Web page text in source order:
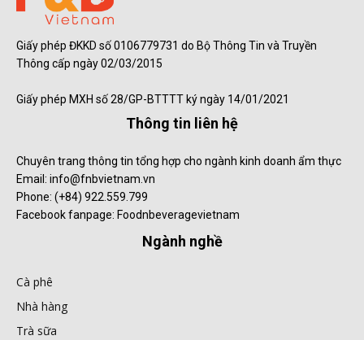
Giấy phép ĐKKD số 0106779731 do Bộ Thông Tin và Truyền
Thông cấp ngày 02/03/2015
Giấy phép MXH số 28/GP-BTTTT ký ngày 14/01/2021
Thông tin liên hệ
Chuyên trang thông tin tổng hợp cho ngành kinh doanh ẩm thực
Email: info@fnbvietnam.vn
Phone: (+84) 922.559.799
Facebook fanpage: Foodnbeveragevietnam
Ngành nghề
Cà phê
Nhà hàng
Trà sữa